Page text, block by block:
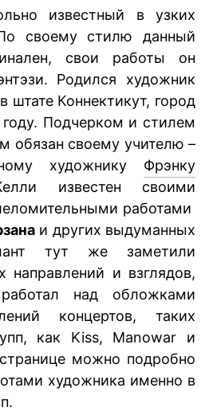
известный в узких
своему стилю данный
свои работы он
Родился художник
штате Коннектикут, город
Подчерком и стилем
обязан своему учителю –
художнику Фрэнку
известен своими
работами
и других выдуманных
тут же заметили
и взглядов,
над обложками
концертов, таких
как Kiss, Manowar и
можно подробно
художника именно в